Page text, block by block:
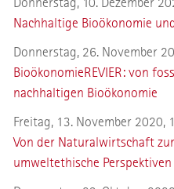
Nachhaltige Bioökonomie
Donnerstag, 26. November
BioökonomieREVIER: von
nachhaltigen Bioökonomie
Freitag, 13. November 2020,
Von der Naturalwirtschaft
umweltethische Perspektiven